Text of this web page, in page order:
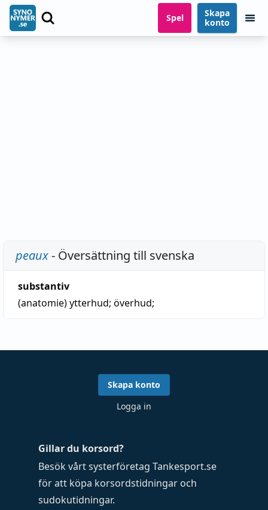
Spel
Skapa
konto
peaux- Översättning till svenska
substantiv
(anatomie)ytterhud; överhud;
Gillar du korsord?
Besök vårt systerföretag Tankesport.se
för att köpa korsordstidningar och
sudokutidningar.
Skapa konto
Logga in